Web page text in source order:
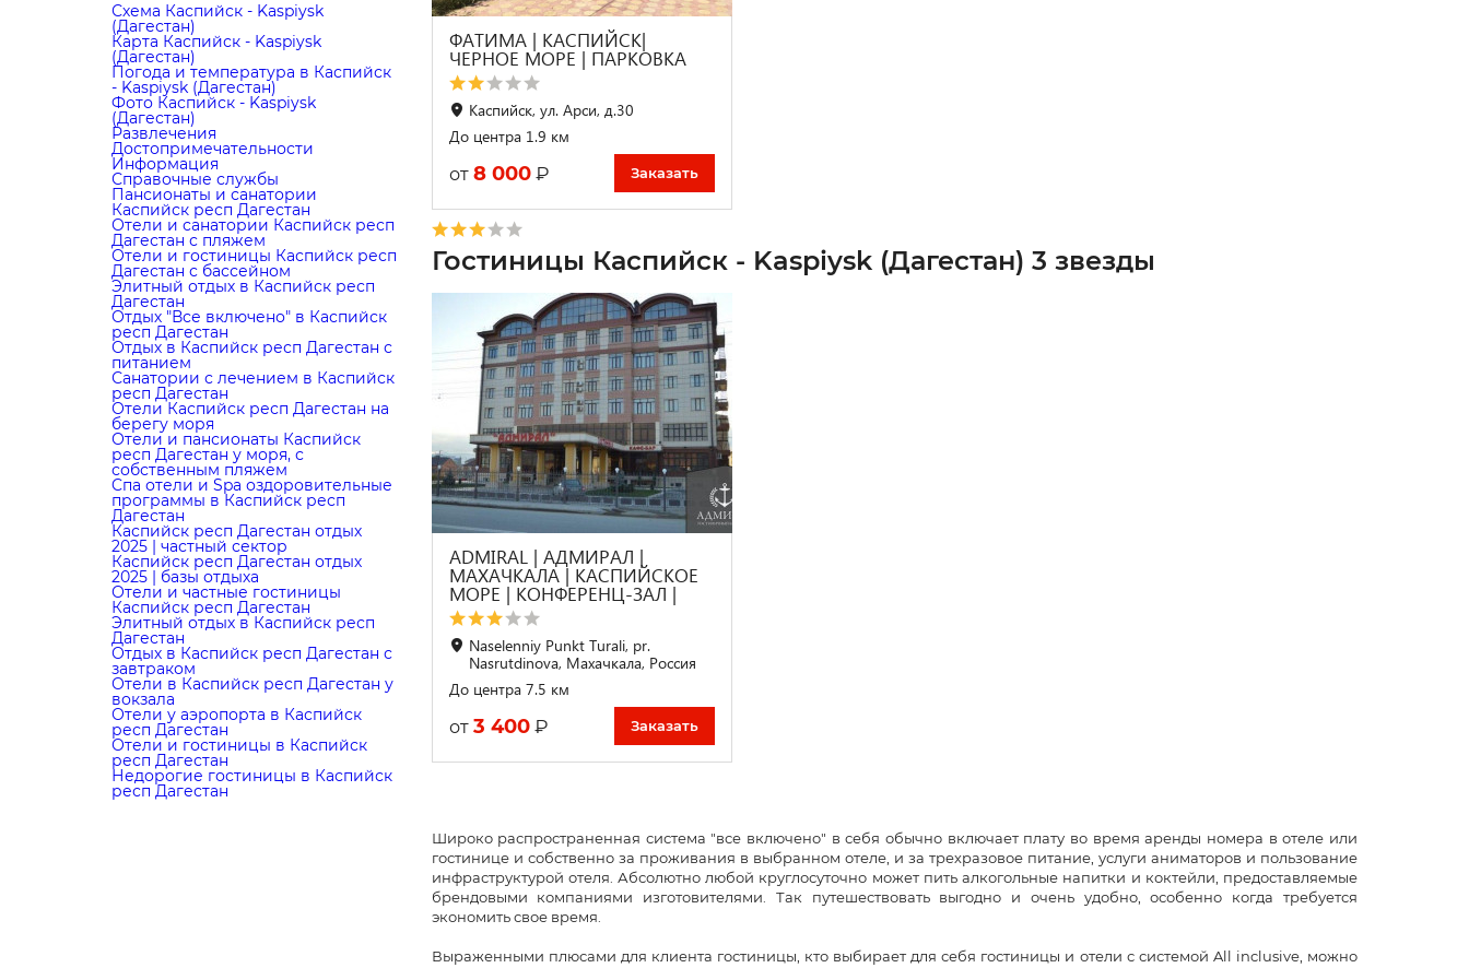
ФАТИМА | КАСПИЙСК|
ЧЕРНОЕ МОРЕ | ПАРКОВКА
Каспийск, ул. Арси, д.30
До центра 1.9 км
от 8 000 ₽ Заказать
Гостиницы Каспийск - Kaspiysk (Дагестан) 3 звезды
ADMIRAL | АДМИРАЛ |
МАХАЧКАЛА | КАСПИЙСКОЕ
МОРЕ | КОНФЕРЕНЦ-ЗАЛ |
Naselenniy Punkt Turali, pr.
Nasrutdinova, Махачкала, Россия
До центра 7.5 км
от 3 400 ₽ Заказать
Широко распространенная система "все включено" в себя обычно включает плату во время аренды номера в отеле или
гостинице и собственно за проживания в выбранном отеле, и за трехразовое питание, услуги аниматоров и пользование
инфраструктурой отеля. Абсолютно любой круглосуточно может пить алкогольные напитки и коктейли, предоставляемые
брендовыми компаниями изготовителями. Так путешествовать выгодно и очень удобно, особенно когда требуется
экономить свое время.
Выраженными плюсами для клиента гостиницы, кто выбирает для себя гостиницы и отели с системой All inclusive, можно
Схема Каспийск - Kaspiysk
(Дагестан)
Карта Каспийск - Kaspiysk
(Дагестан)
Погода и температура в Каспийск
- Kaspiysk (Дагестан)
Фото Каспийск - Kaspiysk
(Дагестан)
Развлечения
Достопримечательности
Информация
Справочные службы
Пансионаты и санатории
Каспийск респ Дагестан
Отели и санатории Каспийск респ
Дагестан с пляжем
Отели и гостиницы Каспийск респ
Дагестан с бассейном
Элитный отдых в Каспийск респ
Дагестан
Отдых "Все включено" в Каспийск
респ Дагестан
Отдых в Каспийск респ Дагестан с
питанием
Санатории с лечением в Каспийск
респ Дагестан
Отели Каспийск респ Дагестан на
берегу моря
Отели и пансионаты Каспийск
респ Дагестан у моря, с
собственным пляжем
Cпа отели и Spa оздоровительные
программы в Каспийск респ
Дагестан
Каспийск респ Дагестан отдых
2025 | частный сектор
Каспийск респ Дагестан отдых
2025 | базы отдыха
Отели и частные гостиницы
Каспийск респ Дагестан
Элитный отдых в Каспийск респ
Дагестан
Отдых в Каспийск респ Дагестан с
завтраком
Отели в Каспийск респ Дагестан у
вокзала
Отели у аэропорта в Каспийск
респ Дагестан
Отели и гостиницы в Каспийск
респ Дагестан
Недорогие гостиницы в Каспийск
респ Дагестан